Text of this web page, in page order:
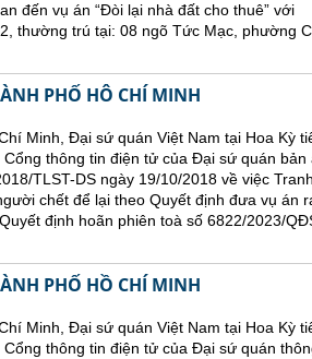
đến vụ án “Đòi lại nhà đất cho thuê” với
thường trú tại: 08 ngõ Tức Mạc, phường
PHỐ HÔ CHÍ MINH
Minh, Đại sứ quán Việt Nam tại Hoa Kỳ
thông tin điện tử của Đại sứ quán bản
TLST-DS ngày 19/10/2018 về việc Tranh
chết để lại theo Quyết định đưa vụ án
định hoãn phiên toà số 6822/2023/
PHỐ HỒ CHÍ MINH
Minh, Đại sứ quán Việt Nam tại Hoa Kỳ
thông tin điện tử của Đại sứ quán